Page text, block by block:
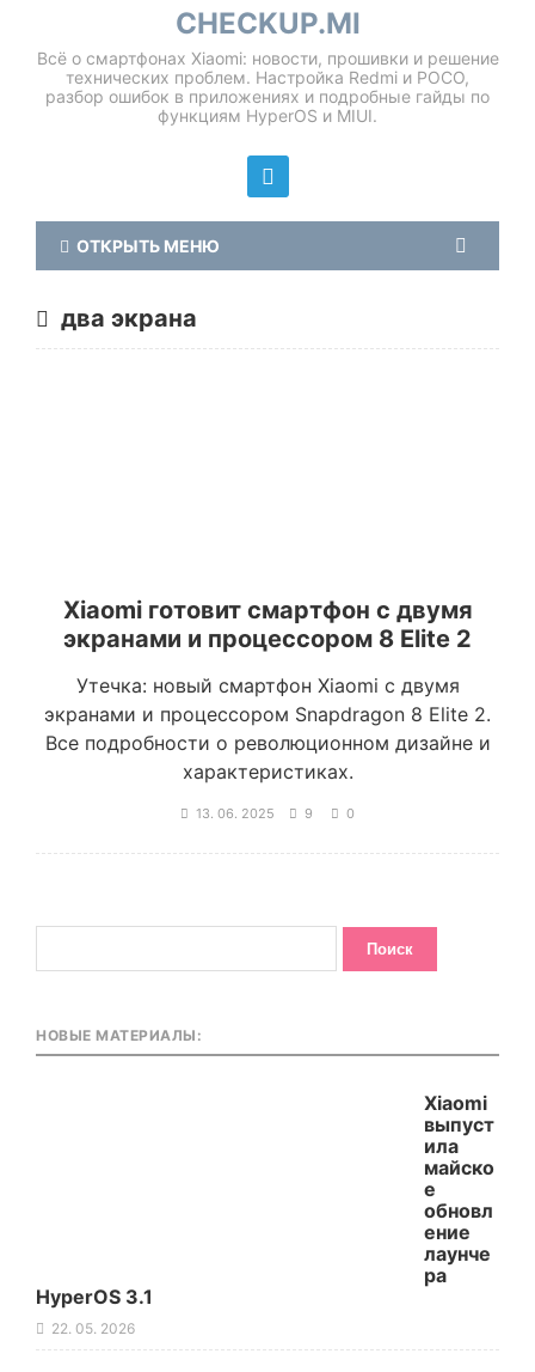
CHECKUP.MI
Всё о смартфонах Xiaomi: новости, прошивки и решение
технических проблем. Настройка Redmi и POCO,
разбор ошибок в приложениях и подробные гайды по
функциям HyperOS и MIUI.
ОТКРЫТЬ МЕНЮ
два экрана
Xiaomi готовит смартфон с двумя
экранами и процессором 8 Elite 2
Утечка: новый смартфон Xiaomi с двумя
экранами и процессором Snapdragon 8 Elite 2.
Все подробности о революционном дизайне и
характеристиках.
13. 06. 2025 9 0
НОВЫЕ МАТЕРИАЛЫ:
Xiaomi
выпуст
ила
майско
е
обновл
ение
лаунче
ра
HyperOS 3.1
22. 05. 2026